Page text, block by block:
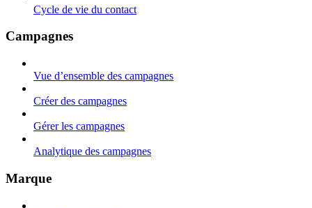
Cycle de vie du contact
Campagnes
Vue d’ensemble des campagnes
Créer des campagnes
Gérer les campagnes
Analytique des campagnes
Marque